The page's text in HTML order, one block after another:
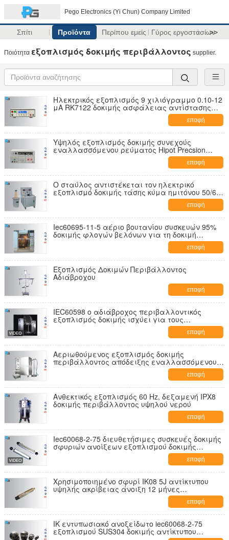
Pego Electronics (Yi Chun) Company Limited
Σπίτι Προϊόντα Περίπου εμείς Γύρος εργοστασίων
>>
Ποιότητα εξοπλισμός δοκιμής περιβάλλοντος supplier.
Ηλεκτρικός εξοπλισμός 9 χιλιόγραμμο 0.10-12
μΑ RK7122 δοκιμής ασφάλειας αντίστασης
επαφή
Υψηλός εξοπλισμός δοκιμής συνεχούς
εναλλασσόμενου ρεύματος Hipot Precsion
10KV/5KV για την οικιακή συσκευή επαφή
Ο σταύλος αντιστέκεται τον ηλεκτρικό
εξοπλισμό δοκιμής τάσης κύμα ημιτόνου 50/60
επαφή
Iec60695-11-5 αέριο βουτανίου συσκευών 95%
δοκιμής φλογών βελόνων για τη δοκιμή
επαφή
Εξοπλισμός Δοκιμών Περιβάλλοντος
Αδιάβροχου
επαφή
IEC60598 ο αδιάβροχος περιβαλλοντικός
εξοπλισμός δοκιμής ισχύει για τους
επαφή
Αεριωθούμενος εξοπλισμός δοκιμής
περιβάλλοντος απόδειξης εναλλασσόμενου
ρεύματος 220V με την περιστροφική πλάκα
επαφή
Ανθεκτικός εξοπλισμός 60 Hz, δεξαμενή IPX8
δοκιμής περιβάλλοντος υψηλού νερού
επαφή
Iec60068-2-75 διευθετήσιμες συσκευές δοκιμής
σφυριών ανοίξεων εξοπλισμού δοκιμής
επαφή
Χρησιμοποιημένο σφυρί IK08 5J αντίκτυπου
υψηλής ακρίβειας άνοιξη 12 μήνες
επαφή
IK εντυπωσιακό ανοξείδωτο iec60068-2-75
εξοπλισμού SUS304 δοκιμής αντίκτυπου